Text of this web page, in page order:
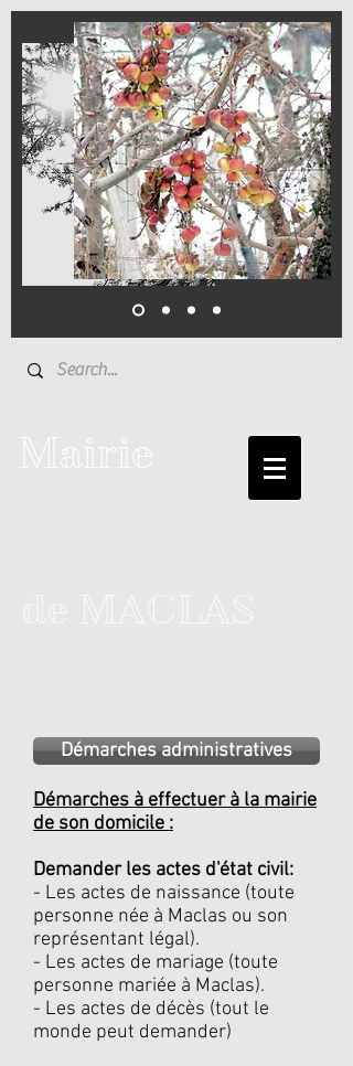
Mairie
Démarches administratives
Démarches à effectuer à la mairie
de son domicile :
Demander les actes d'état civil:
- Les actes de naissance (toute
personne née à Maclas ou son
représentant légal).
- Les actes de mariage (toute
personne mariée à Maclas).
- Les actes de décès (tout le
monde peut demander)